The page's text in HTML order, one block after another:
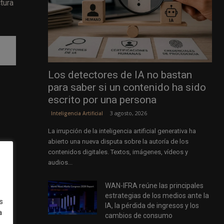
Los detectores de IA no bastan
para saber si un contenido ha sido
escrito por una persona
Inteligencia Artificial 3 agosto, 2026
La irrupción de la inteligencia artificial generativa ha
abierto una nueva disputa sobre la autoría de los
contenidos digitales. Textos, imágenes, vídeos y
audios...
WAN-IFRA reúne las principales
estrategias de los medios ante la
IA, la pérdida de ingresos y los
cambios de consumo